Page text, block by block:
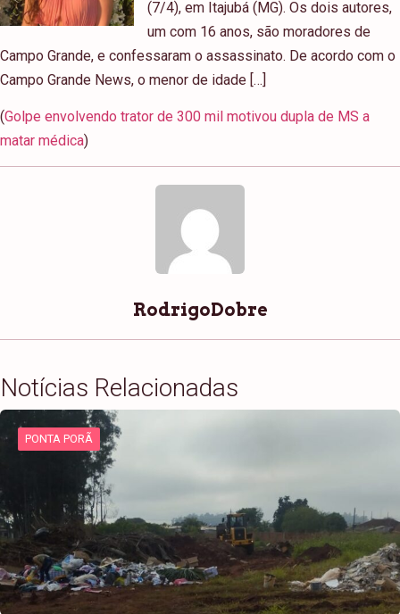
(7/4), em Itajubá (MG). Os dois autores,
um com 16 anos, são moradores de
Campo Grande, e confessaram o assassinato. De acordo com o
Campo Grande News, o menor de idade […]
(Golpe envolvendo trator de 300 mil motivou dupla de MS a
matar médica)
RodrigoDobre
Notícias Relacionadas
PONTA PORÃ